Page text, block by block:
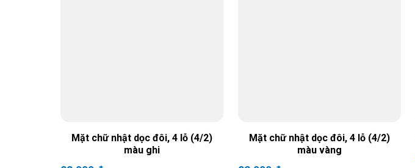
Mặt chữ nhật dọc đôi, 4 lỗ (4/2)
màu ghi
Mặt chữ nhật dọc đôi, 4 lỗ (4/2)
màu vàng